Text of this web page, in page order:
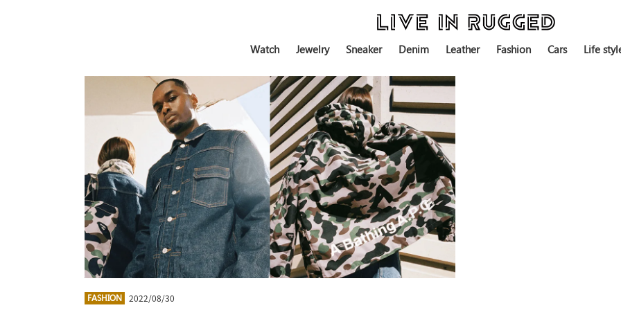
Watch Jewelry Sneaker Denim Leather Fashion Cars Life
FASHION 2022/08/30